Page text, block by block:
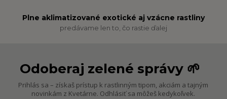
Plne aklimatizované exotické aj vzácne rastliny
predávame len to, čo rastie ďalej
Odoberaj zelené správy 🌱
Prihlás sa – získaš prístup k rastlinným tipom, akciám a tajným
novinkám z Kvetárne. Odhlásiť sa môžeš kedykoľvek.